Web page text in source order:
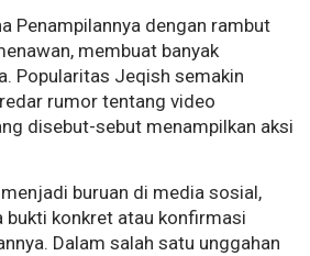
Penampilannya dengan rambut
membuat banyak
Popularitas Jeqish semakin
rumor tentang video
disebut-sebut menampilkan aksi
buruan di media sosial,
bukti konkret atau konfirmasi
Dalam salah satu unggahan